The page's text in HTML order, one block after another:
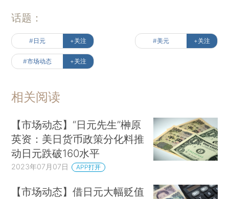
话题：
#日元 +关注 #美元 +关注
#市场动态 +关注
相关阅读
【市场动态】“日元先生”榊原
英资：美日货币政策分化料推
动日元跌破160水平
2023年07月07日 APP打开
【市场动态】借日元大幅贬值